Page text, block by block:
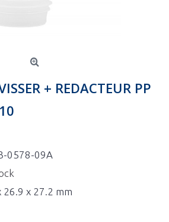
+ REDACTEUR PP
0578-09A
26.9 x 27.2 mm